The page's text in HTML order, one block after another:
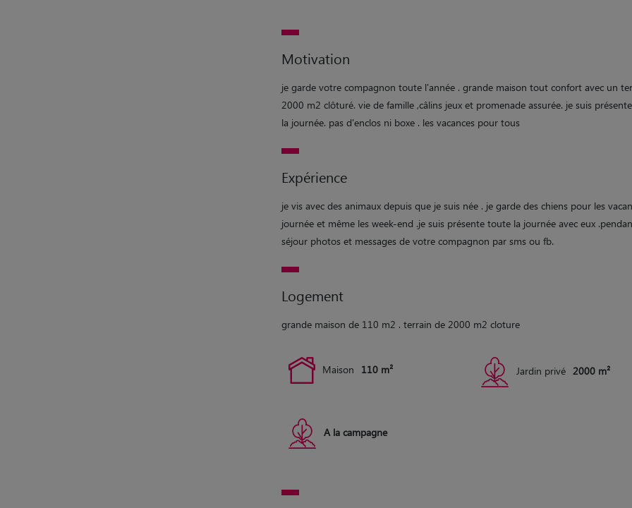
Motivation
je garde votre compagnon toute l'année . grande maison tout confort avec un
2000 m2 clôturé. vie de famille ,câlins jeux et promenade assurée. je suis
la journée. pas d'enclos ni boxe . les vacances pour tous
Expérience
je vis avec des animaux depuis que je suis née . je garde des chiens pour les
journée et même les week-end .je suis présente toute la journée avec eux
séjour photos et messages de votre compagnon par sms ou fb.
Logement
grande maison de 110 m2 . terrain de 2000 m2 cloture
Maison 110 m² Jardin privé 2000 m²
A la campagne